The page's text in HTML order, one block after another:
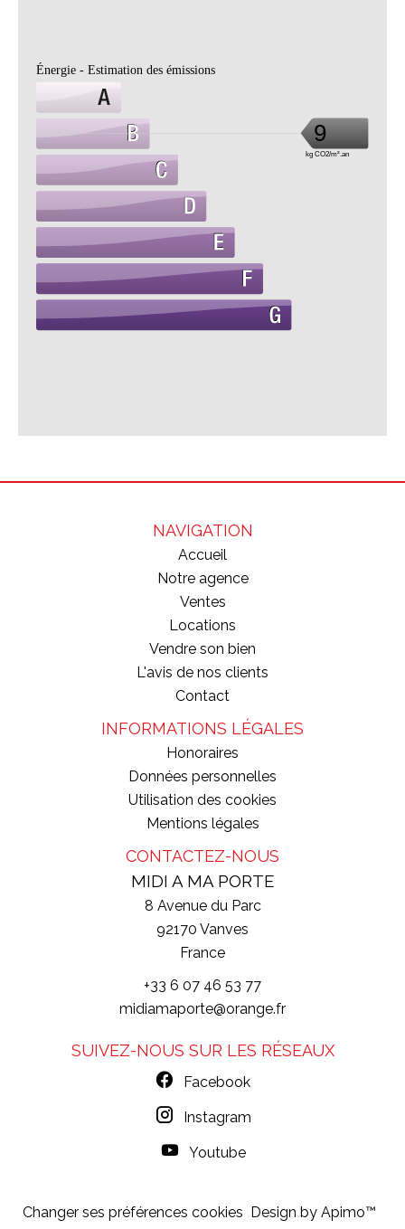
Énergie - Estimation des émissions
9
kg CO2/m².an
NAVIGATION
Accueil
Notre agence
Ventes
Locations
Vendre son bien
L'avis de nos clients
Contact
INFORMATIONS LÉGALES
Honoraires
Données personnelles
Utilisation des cookies
Mentions légales
CONTACTEZ-NOUS
MIDI A MA PORTE
8 Avenue du Parc
92170 Vanves
France
+33 6 07 46 53 77
midiamaporte@orange.fr
SUIVEZ-NOUS SUR LES RÉSEAUX
Facebook
Instagram
Youtube
Changer ses préférences cookies Design by Apimo™